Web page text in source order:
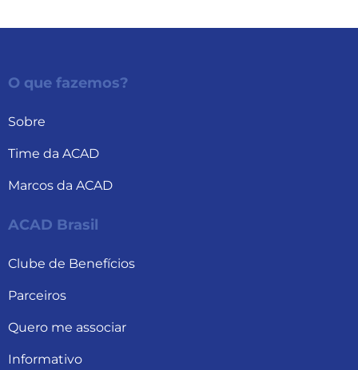
O que fazemos?
Sobre
Time da ACAD
Marcos da ACAD
ACAD Brasil
Clube de Benefícios
Parceiros
Quero me associar
Informativo